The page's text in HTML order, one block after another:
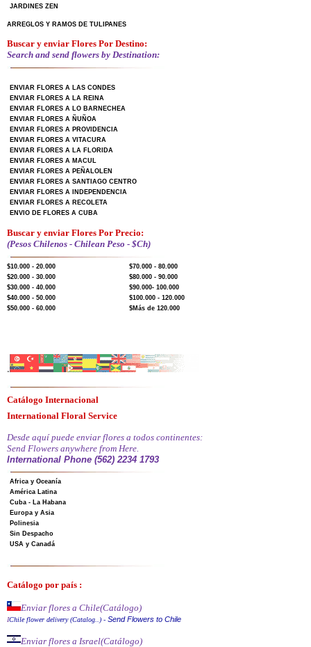
JARDINES ZEN
ARREGLOS Y RAMOS DE TULIPANES
Buscar y enviar Flores Por Destino:
Search and send flowers by Destination:
ENVIAR FLORES A LAS CONDES
ENVIAR FLORES A LA REINA
ENVIAR FLORES A LO BARNECHEA
ENVIAR FLORES A ÑUÑOA
ENVIAR FLORES A PROVIDENCIA
ENVIAR FLORES A VITACURA
ENVIAR FLORES A LA FLORIDA
ENVIAR FLORES A MACUL
ENVIAR FLORES A PEÑALOLEN
ENVIAR FLORES A SANTIAGO CENTRO
ENVIAR FLORES A INDEPENDENCIA
ENVIAR FLORES A RECOLETA
ENVIO DE FLORES A CUBA
Buscar y enviar Flores Por Precio:
(Pesos Chilenos - Chilean Peso - $Ch)
$10.000 - 20.000
$70.000 - 80.000
$20.000 - 30.000
$80.000 - 90.000
$30.000 - 40.000
$90.000- 100.000
$40.000 - 50.000
$100.000 - 120.000
$50.000 - 60.000
$Más de 120.000
.
Catálogo Internacional
International Floral Service
Desde aquí puede enviar flores a todos continentes:
Send Flowers anywhere from Here.
International Phone (562) 2234 1793
Africa y Oceanía
América Latina
Cuba - La Habana
Europa y Asia
Polinesia
Sin Despacho
USA y Canadá
Catálogo por país :
Enviar flores a Chile(Catálogo)
IChile flower delivery (Catalog..) - Send Flowers to Chile
Enviar flores a Israel(Catálogo)